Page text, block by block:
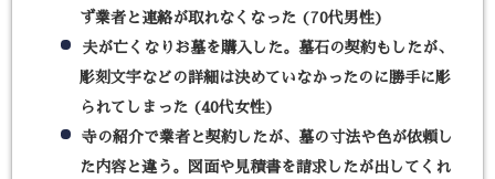
ず業者と連絡が取れなくなった (70代男性)
夫が亡くなりお墓を購入した。墓石の契約もしたが、
彫刻文宇などの詳細は決めていなかったのに勝手に彫
られてしまった (40代女性)
寺の紹介で業者と契約したが、墓の寸法や色が依頼し
た内容と違う。図面や見積書を請求したが出してくれ